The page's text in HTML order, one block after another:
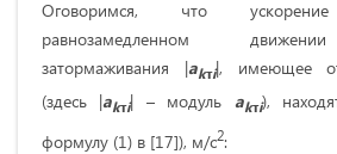
Оговоримся, что
равнозамедленном
затормаживания |akтi|, имеющее
(здесь |akтi| – модуль akтi),
формулу (1) в [17]), м/с2: